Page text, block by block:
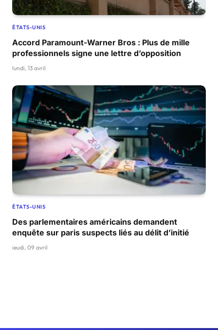
ÉTATS-UNIS
Accord Paramount-Warner Bros : Plus de mille
professionnels signe une lettre d’opposition
lundi, 13 avril
ÉTATS-UNIS
Des parlementaires américains demandent
enquête sur paris suspects liés au délit d’initié
jeudi, 09 avril